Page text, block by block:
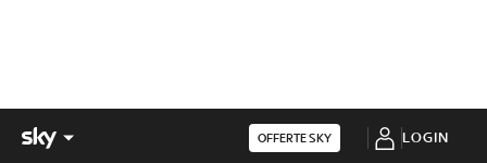
OFFERTE SKY LOGIN